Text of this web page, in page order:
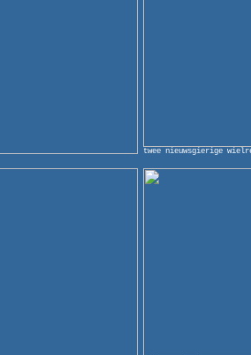
twee nieuwsgierige